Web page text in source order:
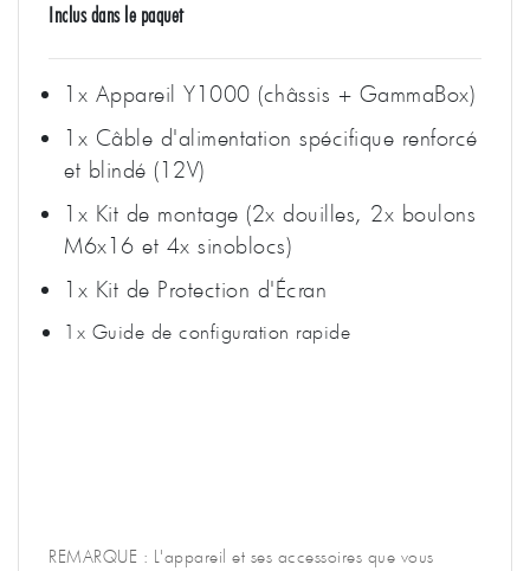
Inclus dans le paquet
1x Appareil Y1000 (châssis + GammaBox)
1x Câble d'alimentation spécifique renforcé
et blindé (12V)
1x Kit de montage (2x douilles, 2x boulons
M6x16 et 4x sinoblocs)
1x Kit de Protection d'Écran
1x Guide de configuration rapide
REMARQUE : L'appareil et ses accessoires que vous